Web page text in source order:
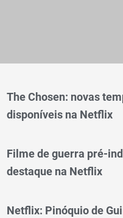
The Chosen: novas
disponíveis na Netflix
Filme de guerra pré-
destaque na Netflix
Netflix: Pinóquio de